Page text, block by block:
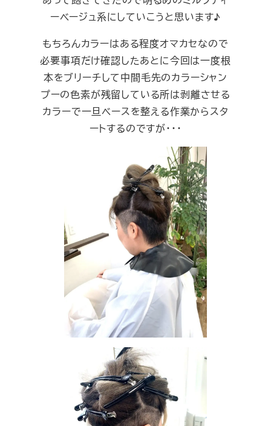
ーベージュ系にしていこうと思います♪
もちろんカラーはある程度オマカセなので
必要事項だけ確認したあとに今回は一度根
本をブリーチして中間毛先のカラーシャン
プーの色素が残留している所は剥離させる
カラーで一旦ベースを整える作業からスタ
ートするのですが・・・